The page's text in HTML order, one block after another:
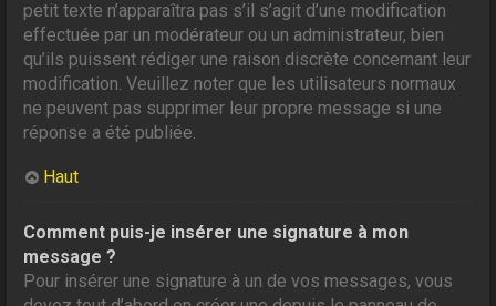
petit texte n’apparaîtra pas s’il s’agit d’une modification
effectuée par un modérateur ou un administrateur, bien
qu’ils puissent rédiger une raison discrète concernant leur
modification. Veuillez noter que les utilisateurs normaux
ne peuvent pas supprimer leur propre message si une
réponse a été publiée.
Haut
Comment puis-je insérer une signature à mon
message ?
Pour insérer une signature à un de vos messages, vous